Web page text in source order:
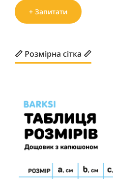
+ Запитати
📏 Розмірна сітка 📏